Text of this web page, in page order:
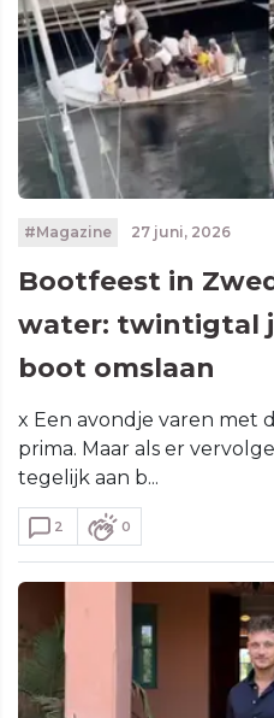
#Magazine 27 juni, 2026
Bootfeest in
water: twintigtal
boot omslaan
x Een avondje varen met
prima. Maar als er
tegelijk aan b...
2 0